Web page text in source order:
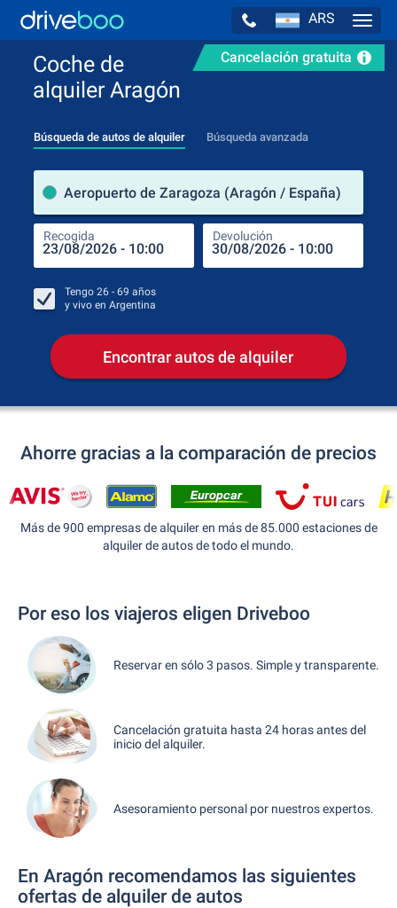
ARS
Cancelación gratuita
Coche de
alquiler Aragón
Búsqueda de autos de alquiler Búsqueda avanzada
Aeropuerto de Zaragoza (Aragón / España)
Recogida Devolución
Tengo 26 - 69 años
y vivo en Argentina
Encontrar autos de alquiler
Ahorre gracias a la comparación de precios
Más de 900 empresas de alquiler en más de 85.000 estaciones de
alquiler de autos de todo el mundo.
Por eso los viajeros eligen Driveboo
Reservar en sólo 3 pasos. Simple y transparente.
Cancelación gratuita hasta 24 horas antes del
inicio del alquiler.
Asesoramiento personal por nuestros expertos.
En Aragón recomendamos las siguientes
ofertas de alquiler de autos